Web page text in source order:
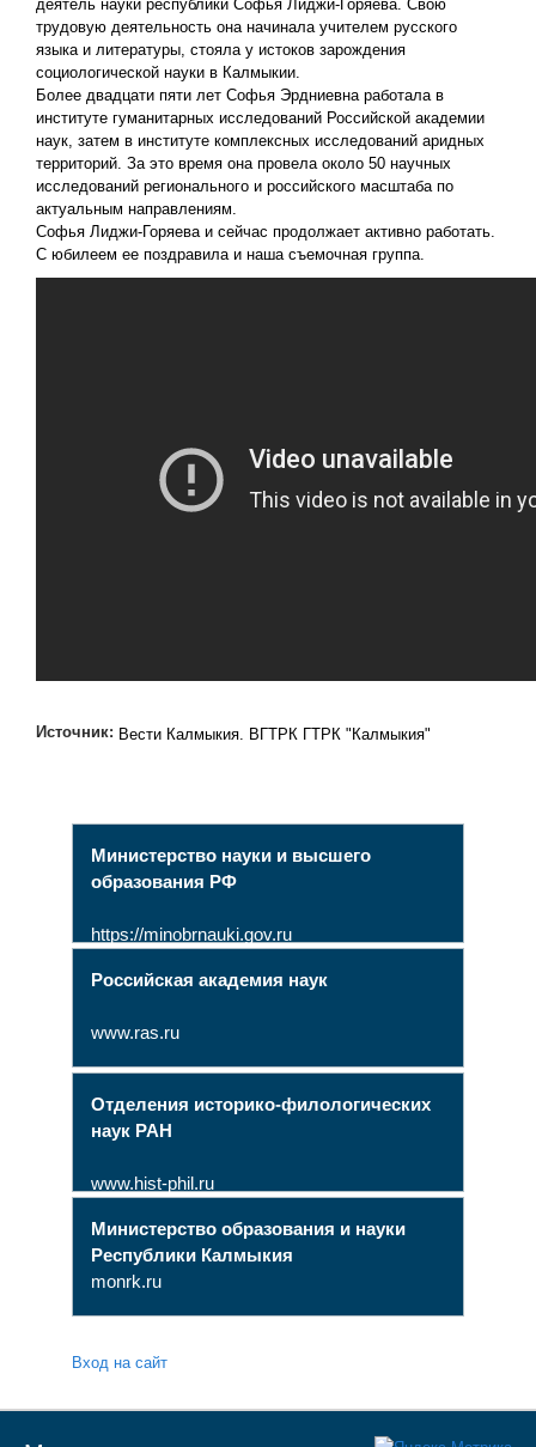
деятель науки республики Софья Лиджи-Горяева. Свою
трудовую деятельность она начинала учителем русского
языка и литературы, стояла у истоков зарождения
социологической науки в Калмыкии.
Более двадцати пяти лет Софья Эрдниевна работала в
институте гуманитарных исследований Российской академии
наук, затем в институте комплексных исследований аридных
территорий. За это время она провела около 50 научных
исследований регионального и российского масштаба по
актуальным направлениям.
Софья Лиджи-Горяева и сейчас продолжает активно работать.
С юбилеем ее поздравила и наша съемочная группа.
Источник: Вести Калмыкия. ВГТРК ГТРК "Калмыкия"
Министерство науки и высшего
образования РФ
https://minobrnauki.gov.ru
Российская академия наук
www.ras.ru
Отделения историко-филологических
наук РАН
www.hist-phil.ru
Министерство образования и науки
Республики Калмыкия
monrk.ru
Вход на сайт